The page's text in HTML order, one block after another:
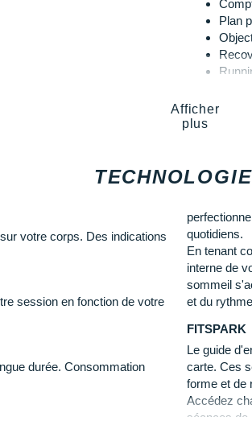
Plan
Back
Nord
Autres
Arrêt
Afficher
plus
votre corps. Des indications
session en fonction de votre
durée. Consommation
quotidiens.
En tenant
interne de
sommeil
et du
FITSPARK
Le guide
carte. Ces
forme et de
Accédez
séances de